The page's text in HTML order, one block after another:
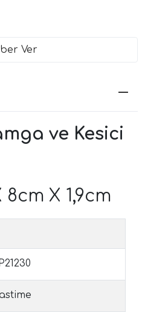
Ver
ve Kesici
X 1,9cm